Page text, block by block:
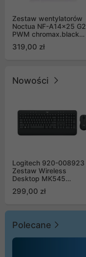
Zestaw wentylatorów
Noctua NF-A14x25 G2
PWM chromax.black
Push Pull (2szt)
319,00 zł
Nowości
Logitech 920-008923
Zestaw Wireless
Desktop MK545
299,00 zł
Polecane